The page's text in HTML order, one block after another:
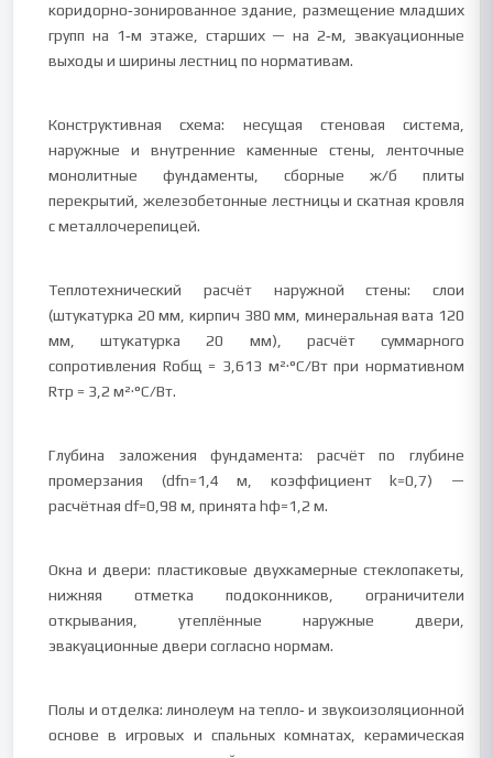
коридорно‑зонированное здание, размещение младших
групп на 1‑м этаже, старших — на 2‑м, эвакуационные
выходы и ширины лестниц по нормативам.
Конструктивная схема: несущая стеновая система,
наружные и внутренние каменные стены, ленточные
монолитные фундаменты, сборные ж/б плиты
перекрытий, железобетонные лестницы и скатная кровля
с металлочерепицей.
Теплотехнический расчёт наружной стены: слои
(штукатурка 20 мм, кирпич 380 мм, минеральная вата 120
мм, штукатурка 20 мм), расчёт суммарного
сопротивления Rобщ = 3,613 м²·°С/Вт при нормативном
Rтр = 3,2 м²·°С/Вт.
Глубина заложения фундамента: расчёт по глубине
промерзания (dfn=1,4 м, коэффициент k=0,7) —
расчётная df=0,98 м, принята hф=1,2 м.
Окна и двери: пластиковые двухкамерные стеклопакеты,
нижняя отметка подоконников, ограничители
открывания, утеплённые наружные двери,
эвакуационные двери согласно нормам.
Полы и отделка: линолеум на тепло‑ и звукоизоляционной
основе в игровых и спальных комнатах, керамическая